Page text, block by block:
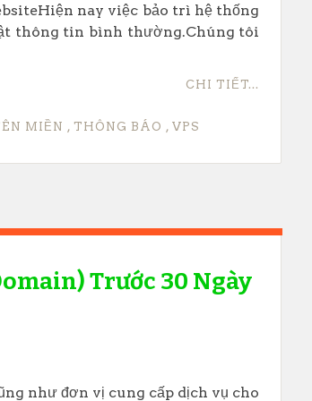
nay việc bảo trì hệ thống
thông tin bình thường.Chúng tôi
CHI TIẾT...
MIỀN , THÔNG BÁO , VPS
Trước 30 Ngày
như đơn vị cung cấp dịch vụ cho